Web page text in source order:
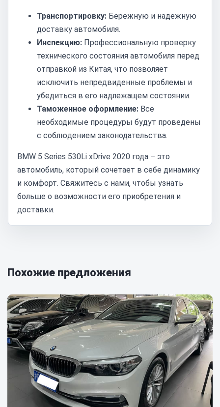
Транспортировку: Бережную и надежную
доставку автомобиля.
Инспекцию: Профессиональную проверку
технического состояния автомобиля перед
отправкой из Китая, что позволяет
исключить непредвиденные проблемы и
убедиться в его надлежащем состоянии.
Таможенное оформление: Все
необходимые процедуры будут проведены
с соблюдением законодательства.
BMW 5 Series 530Li xDrive 2020 года – это
автомобиль, который сочетает в себе динамику
и комфорт. Свяжитесь с нами, чтобы узнать
больше о возможности его приобретения и
доставки.
Похожие предложения